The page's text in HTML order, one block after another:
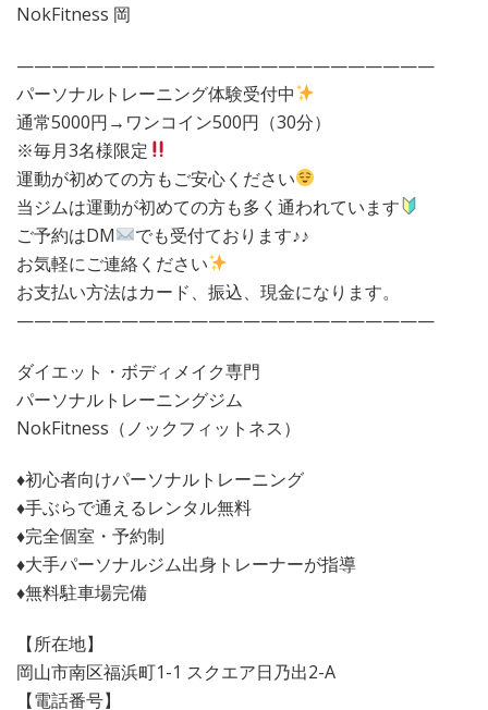
NokFitness 岡
————————————————————————
パーソナルトレーニング体験受付中
通常5000円→ワンコイン500円（30分）
※毎月3名様限定
運動が初めての方もご安心ください
当ジムは運動が初めての方も多く通われています
ご予約はDM
でも受付ております♪♪
お気軽にご連絡ください
お支払い方法はカード、振込、現金になります。
————————————————————————
ダイエット・ボディメイク専門
パーソナルトレーニングジム
NokFitness（ノックフィットネス）
♦︎初心者向けパーソナルトレーニング
♦︎手ぶらで通えるレンタル無料
♦︎完全個室・予約制
♦︎大手パーソナルジム出身トレーナーが指導
♦︎無料駐車場完備
【所在地】
岡山市南区福浜町1-1 スクエア日乃出2-A
【電話番号】